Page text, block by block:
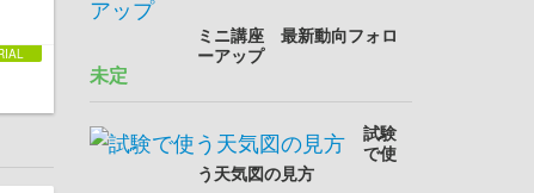
ミニ講座 最新動向フォロ
ーアップ
未定
試験
で使
う天気図の見方